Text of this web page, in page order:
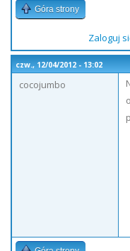
Góra strony
Zaloguj
czw., 12/04/2012 - 13:02
cocojumbo